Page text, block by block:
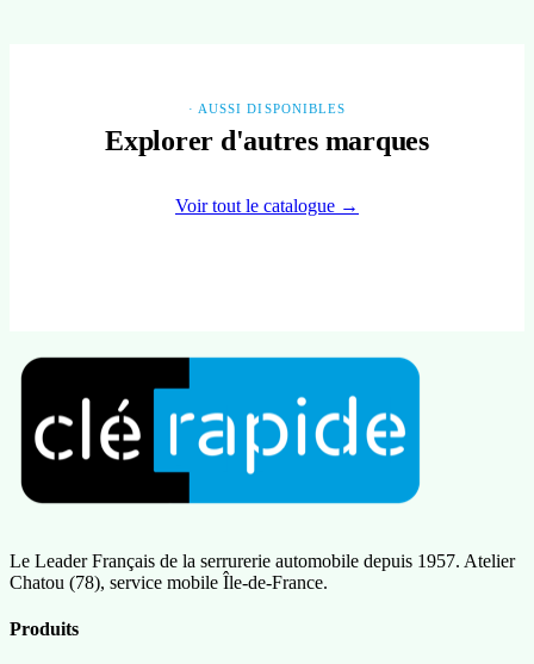
· AUSSI DISPONIBLES
Explorer d'autres marques
Voir tout le catalogue →
Le Leader Français de la serrurerie automobile depuis 1957. Atelier
Chatou (78), service mobile Île-de-France.
Produits